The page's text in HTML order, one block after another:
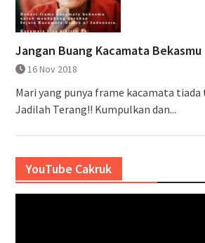
Jangan Buang Kacamata Bekasmu
16 Nov 2018
Mari yang punya frame kacamata tiada
Jadilah Terang!! Kumpulkan dan...
YouTube Cakruk